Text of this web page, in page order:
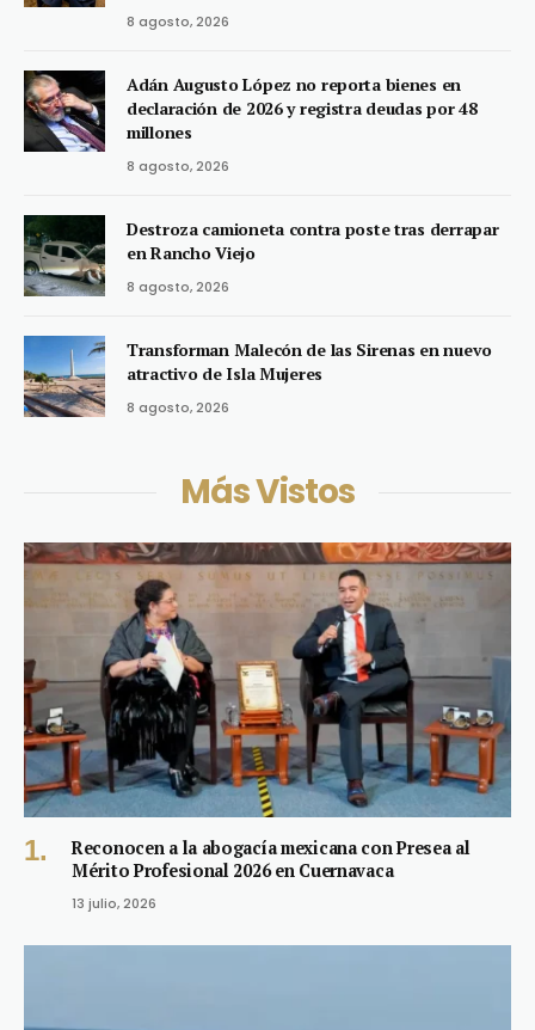
8 agosto, 2026
Adán Augusto López no reporta bienes en
declaración de 2026 y registra deudas por 48
millones
8 agosto, 2026
Destroza camioneta contra poste tras derrapar
en Rancho Viejo
8 agosto, 2026
Transforman Malecón de las Sirenas en nuevo
atractivo de Isla Mujeres
8 agosto, 2026
Más Vistos
Reconocen a la abogacía mexicana con Presea al
Mérito Profesional 2026 en Cuernavaca
13 julio, 2026